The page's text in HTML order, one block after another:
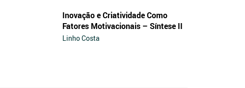
Inovação e Criatividade Como
Fatores Motivacionais – Síntese II
Linho Costa